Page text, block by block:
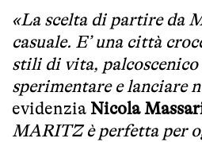
«La scelta di partire da
casuale. E’ una città
stili di vita, palcoscenico
sperimentare e lanciare
evidenzia Nicola
MARITZ è perfetta per